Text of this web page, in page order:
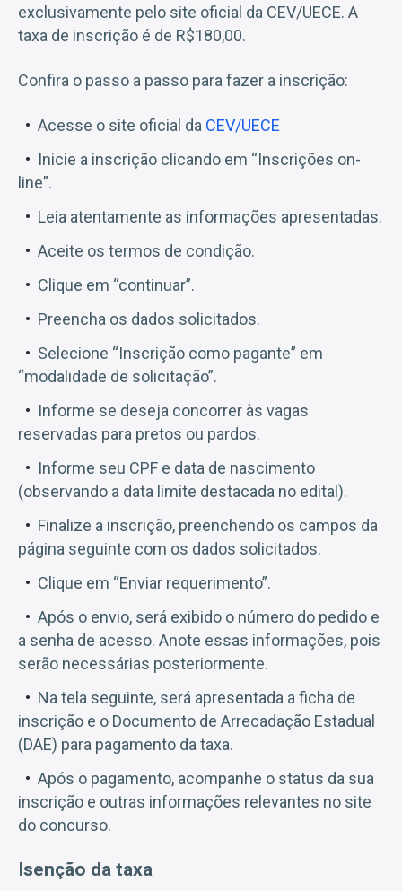
exclusivamente pelo site oficial da CEV/UECE. A
taxa de inscrição é de R$180,00.
Confira o passo a passo para fazer a inscrição:
Acesse o site oficial da CEV/UECE
Inicie a inscrição clicando em “Inscrições on-
line”.
Leia atentamente as informações apresentadas.
Aceite os termos de condição.
Clique em “continuar”.
Preencha os dados solicitados.
Selecione “Inscrição como pagante” em
“modalidade de solicitação”.
Informe se deseja concorrer às vagas
reservadas para pretos ou pardos.
Informe seu CPF e data de nascimento
(observando a data limite destacada no edital).
Finalize a inscrição, preenchendo os campos da
página seguinte com os dados solicitados.
Clique em “Enviar requerimento”.
Após o envio, será exibido o número do pedido e
a senha de acesso. Anote essas informações, pois
serão necessárias posteriormente.
Na tela seguinte, será apresentada a ficha de
inscrição e o Documento de Arrecadação Estadual
(DAE) para pagamento da taxa.
Após o pagamento, acompanhe o status da sua
inscrição e outras informações relevantes no site
do concurso.
Isenção da taxa